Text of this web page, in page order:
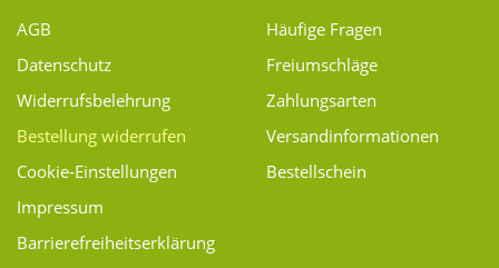
AGB
Datenschutz
Widerrufsbelehrung
Bestellung widerrufen
Cookie-Einstellungen
Impressum
Barrierefreiheitserklärung
Häufige Fragen
Freiumschläge
Zahlungsarten
Versand­informationen
Bestellschein